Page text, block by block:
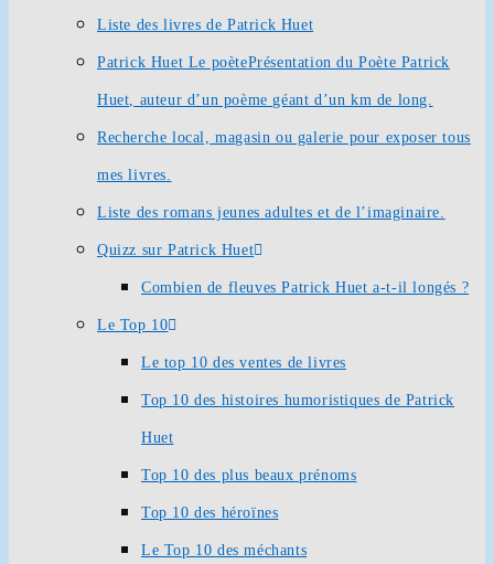
Liste des livres de Patrick Huet
Patrick Huet Le poètePrésentation du Poète Patrick
Huet, auteur d’un poème géant d’un km de long.
Recherche local, magasin ou galerie pour exposer tous
mes livres.
Liste des romans jeunes adultes et de l’imaginaire.
Quizz sur Patrick Huet
Combien de fleuves Patrick Huet a-t-il longés ?
Le Top 10
Le top 10 des ventes de livres
Top 10 des histoires humoristiques de Patrick
Huet
Top 10 des plus beaux prénoms
Top 10 des héroïnes
Le Top 10 des méchants